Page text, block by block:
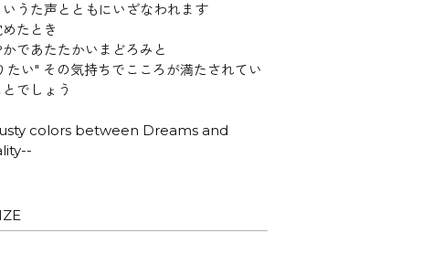
いうた声とともにいざなわれます
めたとき
であたたかいまどろみと
たい" その気持ちでこころが満たされてい
とでしょう
colors between Dreams and